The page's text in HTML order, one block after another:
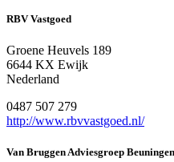
RBV Vastgoed
Groene Heuvels 189
6644 KX Ewijk
Nederland
0487 507 279
http://www.rbvvastgoed.nl/
Van Bruggen Adviesgroep Beuningen